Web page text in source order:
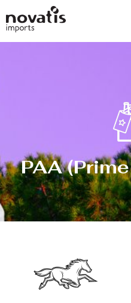
Panneau de gestion des cookies
PAA